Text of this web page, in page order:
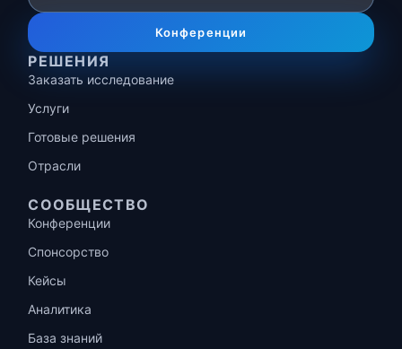
Конференции
РЕШЕНИЯ
Заказать исследование
Услуги
Готовые решения
Отрасли
СООБЩЕСТВО
Конференции
Спонсорство
Кейсы
Аналитика
База знаний